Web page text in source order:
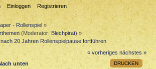
Einloggen Registrieren
- Rollenspiel»
(Moderator: Blechpirat) »
20 Jahren Rollenspielpause fortführen
« vorheriges nächstes »
DRUCKEN
unten